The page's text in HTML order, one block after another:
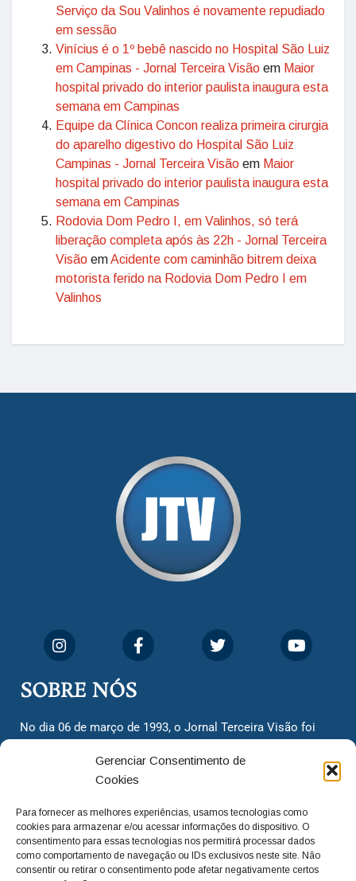
Gerenciar Consentimento de
Cookies
Para fornecer as melhores experiências, usamos tecnologias como
cookies para armazenar e/ou acessar informações do dispositivo. O
consentimento para essas tecnologias nos permitirá processar dados
como comportamento de navegação ou IDs exclusivos neste site. Não
consentir ou retirar o consentimento pode afetar negativamente certos
Serviço da Sou Valinhos é novamente repudiado
em sessão
Vinícius é o 1º bebê nascido no Hospital São Luiz
em Campinas - Jornal Terceira Visão em Maior
hospital privado do interior paulista inaugura esta
semana em Campinas
Equipe da Clínica Concon realiza primeira cirurgia
do aparelho digestivo do Hospital São Luiz
Campinas - Jornal Terceira Visão em Maior
hospital privado do interior paulista inaugura esta
semana em Campinas
Rodovia Dom Pedro I, em Valinhos, só terá
liberação completa após às 22h - Jornal Terceira
Visão emAcidente com caminhão bitrem deixa
motorista ferido na Rodovia Dom Pedro I em
Valinhos
SOBRE NÓS
No dia 06 de março de 1993, o Jornal Terceira Visão foi
cidadãos valinhenses, já que naquela época só existiam
dois jornais. Há mais de 30 anos, o jornal continua
com o foco de trazer as melhores notícias. Nunca
deixamos de lado as necessidades do cidadão, sempre
questionando os órgãos públicos em busca de melhorias